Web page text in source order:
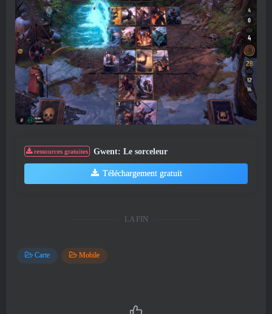
ressources gratuites Gwent: Le sorceleur
Téléchargement gratuit
LA FIN
Carte Mobile